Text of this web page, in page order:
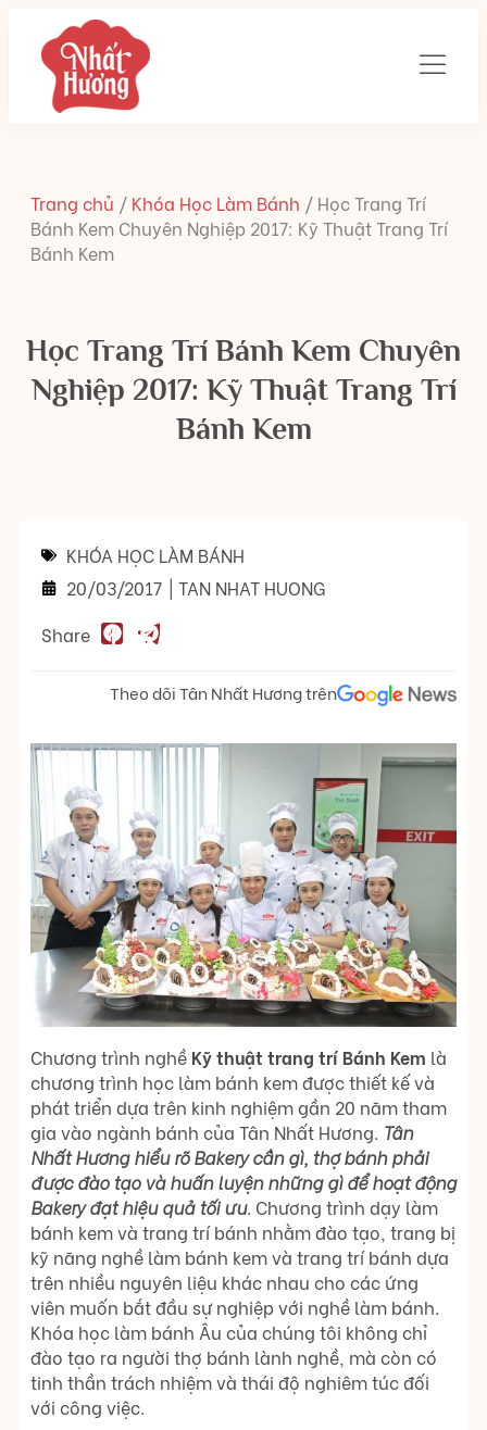
Trang chủ / Khóa Học Làm Bánh / Học Trang Trí
Bánh Kem Chuyên Nghiệp 2017: Kỹ Thuật Trang Trí
Bánh Kem
Học Trang Trí Bánh Kem Chuyên
Nghiệp 2017: Kỹ Thuật Trang Trí
Bánh Kem
KHÓA HỌC LÀM BÁNH
20/03/2017 | TAN NHAT HUONG
Share
Theo dõi Tân Nhất Hương trên
Chương trình nghề Kỹ thuật trang trí Bánh Kem là
chương trình học làm bánh kem được thiết kế và
phát triển dựa trên kinh nghiệm gần 20 năm tham
gia vào ngành bánh của Tân Nhất Hương. Tân
Nhất Hương hiểu rõ Bakery cần gì, thợ bánh phải
được đào tạo và huấn luyện những gì để hoạt động
Bakery đạt hiệu quả tối ưu. Chương trình dạy làm
bánh kem và trang trí bánh nhằm đào tạo, trang bị
kỹ năng nghề làm bánh kem và trang trí bánh dựa
trên nhiều nguyên liệu khác nhau cho các ứng
viên muốn bắt đầu sự nghiệp với nghề làm bánh.
Khóa học làm bánh Âu của chúng tôi không chỉ
đào tạo ra người thợ bánh lành nghề, mà còn có
tinh thần trách nhiệm và thái độ nghiêm túc đối
với công việc.